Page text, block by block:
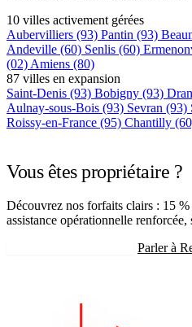
10 villes activement gérées
Aubervilliers (93) Pantin (93)
Andeville (60) Senlis (60)
(02) Amiens (80)
87 villes en expansion
Saint-Denis (93) Bobigny (93)
Aulnay-sous-Bois (93) Sevran (93)
Roissy-en-France (95) Chantilly
Vous êtes propriétaire ?
Découvrez nos forfaits clairs : 15
assistance opérationnelle renforcée,
Parler à